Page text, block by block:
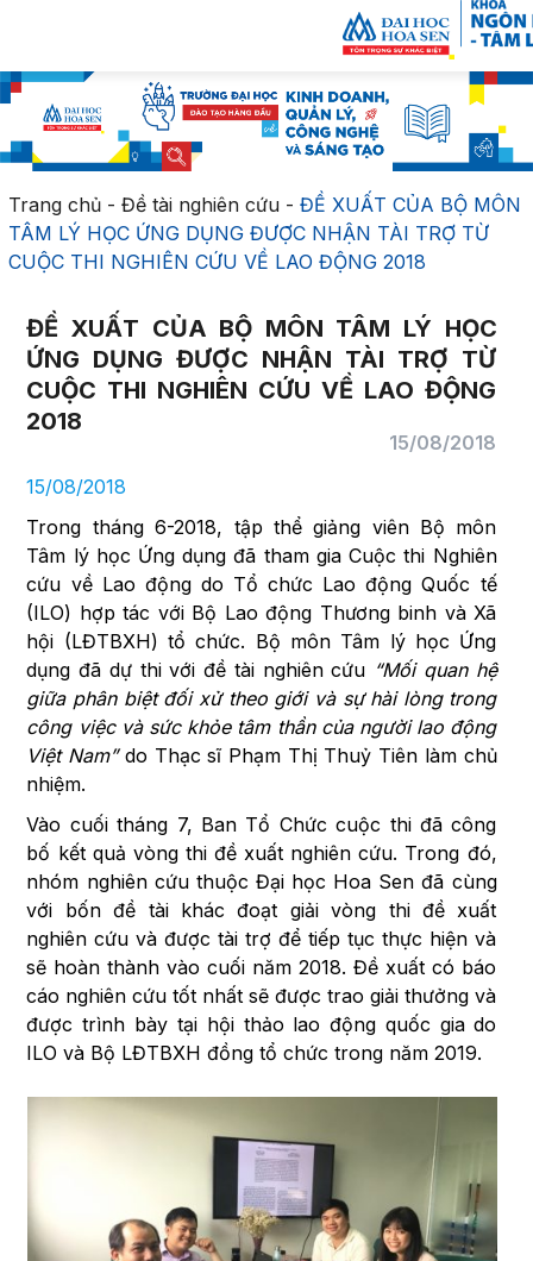
Trang chủ -Đề tài nghiên cứu -ĐỀ XUẤT CỦA BỘ MÔN
TÂM LÝ HỌC ỨNG DỤNG ĐƯỢC NHẬN TÀI TRỢ TỪ
CUỘC THI NGHIÊN CỨU VỀ LAO ĐỘNG 2018
ĐỀ XUẤT CỦA BỘ MÔN TÂM LÝ HỌC
ỨNG DỤNG ĐƯỢC NHẬN TÀI TRỢ TỪ
CUỘC THI NGHIÊN CỨU VỀ LAO ĐỘNG
2018
15/08/2018
15/08/2018
Trong tháng 6-2018, tập thể giảng viên Bộ môn
Tâm lý học Ứng dụng đã tham gia Cuộc thi Nghiên
cứu về Lao động do Tổ chức Lao động Quốc tế
(ILO) hợp tác với Bộ Lao động Thương binh và Xã
hội (LĐTBXH) tổ chức. Bộ môn Tâm lý học Ứng
dụng đã dự thi với đề tài nghiên cứu “Mối quan hệ
giữa phân biệt đối xử theo giới và sự hài lòng trong
công việc và sức khỏe tâm thần của người lao động
Việt Nam”do Thạc sĩ Phạm Thị Thuỷ Tiên làm chủ
nhiệm.
Vào cuối tháng 7, Ban Tổ Chức cuộc thi đã công
bố kết quả vòng thi đề xuất nghiên cứu. Trong đó,
nhóm nghiên cứu thuộc Đại học Hoa Sen đã cùng
với bốn đề tài khác đoạt giải vòng thi đề xuất
nghiên cứu và được tài trợ để tiếp tục thực hiện và
sẽ hoàn thành vào cuối năm 2018. Đề xuất có báo
cáo nghiên cứu tốt nhất sẽ được trao giải thưởng và
được trình bày tại hội thảo lao động quốc gia do
ILO và Bộ LĐTBXH đồng tổ chức trong năm 2019.